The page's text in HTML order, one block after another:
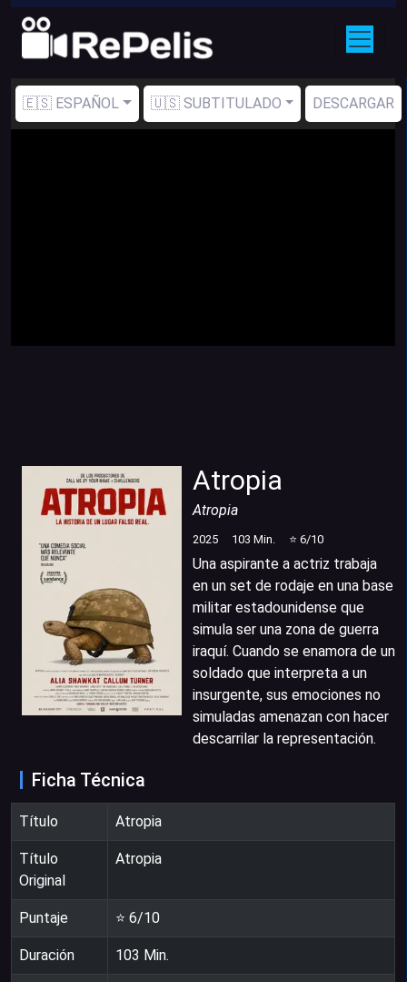
🇪🇸 ESPAÑOL 🇺🇸 SUBTITULADO DESCARGAR
Atropia
Atropia
2025 103 Min. ⭐ 6/10
Una aspirante a actriz trabaja
en un set de rodaje en una base
militar estadounidense que
simula ser una zona de guerra
iraquí. Cuando se enamora de un
soldado que interpreta a un
insurgente, sus emociones no
simuladas amenazan con hacer
descarrilar la representación.
Ficha Técnica
Título Atropia
Título
Original
Atropia
Puntaje ⭐ 6/10
Duración 103 Min.